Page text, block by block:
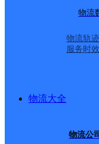
物流
物流轨
服务时
物流大全
物流公司
百世快递
派送范
军岭路
路，汤